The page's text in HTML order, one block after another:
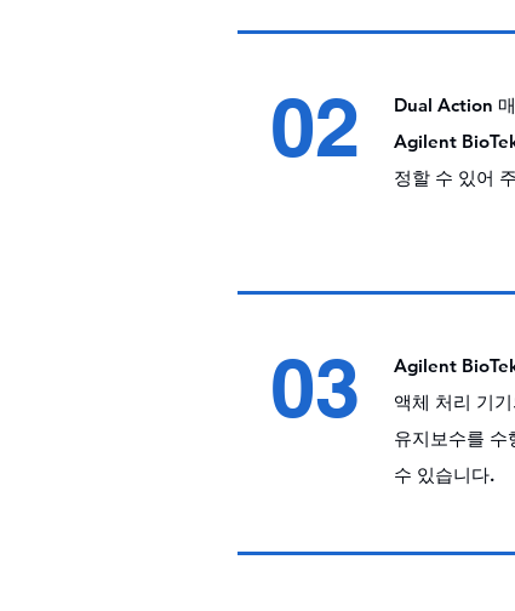
02
Dual Action
Agilent
정할 수 있어
03
Agilent
액체 처리 기
유지보수를 수
수 있습니다.